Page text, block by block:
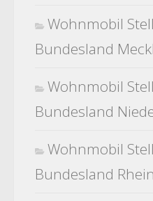
Wohnmobil
Bundesland
Wohnmobil
Bundesland
Wohnmobil
Bundesland